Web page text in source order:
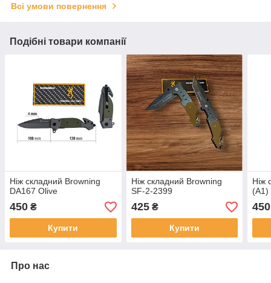
Всі умови повернення
Подібні товари компанії
Ніж складний Browning
DA167 Olive
450 ₴
Купити
Ніж складний Browning
SF-2-2399
425₴
Купити
Ніж
(A1)
450
Про нас